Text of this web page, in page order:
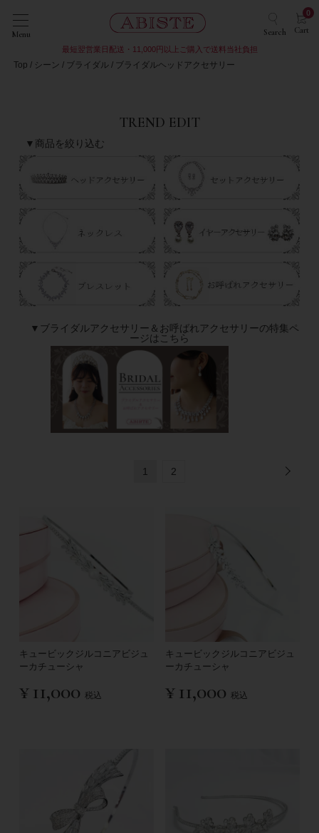
Menu Search Cart
0
最短翌営業日配送・11,000円以上ご購入で送料当社負担
Top シーン ブライダル ブライダルヘッドアクセサリー
TREND EDIT
▼商品を絞り込む
▼ブライダルアクセサリー＆お呼ばれアクセサリーの特集ペ
ージはこちら
1 2
キュービックジルコニアビジュ
ーカチューシャ
¥ 11,000 税込
キュービックジルコニアビジュ
ーカチューシャ
¥ 11,000 税込